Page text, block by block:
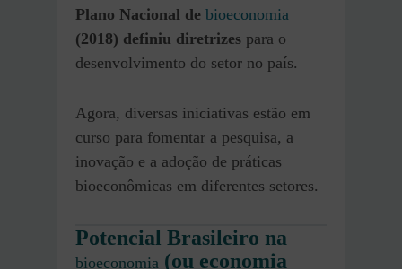
Plano Nacional de bioeconomia
(2018) definiu diretrizes para o
desenvolvimento do setor no país.
Agora, diversas iniciativas estão em
curso para fomentar a pesquisa, a
inovação e a adoção de práticas
bioeconômicas em diferentes setores.
Potencial Brasileiro na
bioeconomia (ou economia